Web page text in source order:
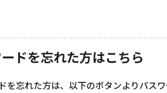
ドを忘れた方はこちら
を忘れた方は、以下のボタンよりパス